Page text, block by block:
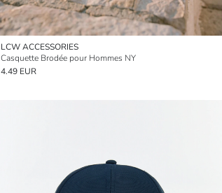
LCW ACCESSORIES
Casquette Brodée pour Hommes NY
4.49 EUR